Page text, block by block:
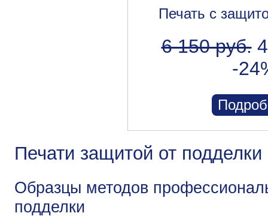
Печать с
6 150 руб.4
-
Печати защитой от
Образцы методов
подделки